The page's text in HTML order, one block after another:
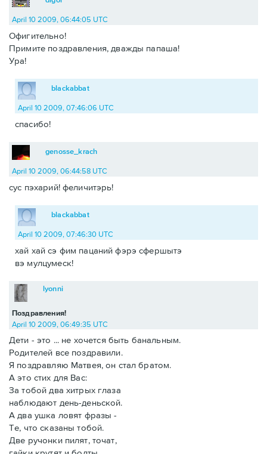
April 10 2009, 06:44:05 UTC
Офигительно!
Примите поздравления, дважды папаша!
Ура!
blackabbat
April 10 2009, 07:46:06 UTC
спасибо!
genosse_krach
April 10 2009, 06:44:58 UTC
сус пэхарий! феличитэрь!
blackabbat
April 10 2009, 07:46:30 UTC
хай хай сэ фим пацаний фэрэ сфершытэ
вэ мулцумеск!
Поздравления!
lyonni
April 10 2009, 06:49:35 UTC
Дети - это ... не хочется быть банальным.
Родителей все поздравили.
Я поздравляю Матвея, он стал братом.
А это стих для Вас:
За тобой два хитрых глаза
наблюдают день-деньской.
А два ушка ловят фразы -
Те, что сказаны тобой.
Две ручонки пилят, точат,